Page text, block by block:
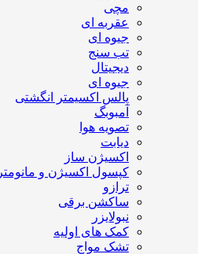
مچی
عقربه ای
جیوه ای
تب سنج
دیجیتال
جیوه ای
پالس اکسیمتر انگشتی
آمبوبگ
تصویه هوا
دیابت
اکسیژن ساز
کپسول اکسیژن و مانومتر
ترازو
ساکشن برقی
نبولایزر
کمک های اولیه
تشک مواج